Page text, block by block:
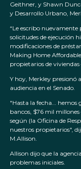
Geithner, y Shawn
y Desarrollo Urbano,
“Le escribo
solicitudes de ejecución
modificaciones de
Making Home
propietarios de
Y hoy, Merkley presionó
audiencia en el Senado.
"Hasta la fecha...
bancos, $76 mil
según (la Oficina de
nuestros propietarios",
M.Allison.
Allison dijo que la
problemas iniciales.